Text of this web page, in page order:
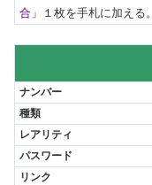
合 」１枚を手札に加える。